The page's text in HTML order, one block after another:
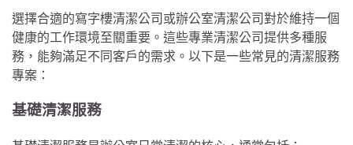
選擇合適的寫字樓清潔公司或辦公室清潔公司對於維持一個
健康的工作環境至關重要。這些專業清潔公司提供多種服
務，能夠滿足不同客戶的需求。以下是一些常見的清潔服務
專案：
基礎清潔服務